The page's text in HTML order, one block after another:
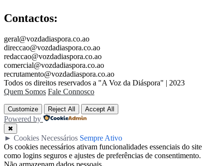
Contactos:
geral@vozdadiaspora.co.ao
direccao@vozdadiaspora.co.ao
redaccao@vozdadiaspora.co.ao
comercial@vozdadiaspora.co.ao
recrutamento@vozdadiaspora.co.ao
Todos os direitos reservados a "A Voz da Diáspora" | 2023
Quem Somos Fale Connosco
Customize Reject All Accept All
Powered by
✖
► Cookies Necessários Sempre Ativo
Os cookies necessários ativam funcionalidades essenciais do site
como logins seguros e ajustes de preferências de consentimento.
Não armazenam dados pessoais.